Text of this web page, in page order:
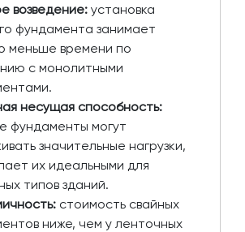
возведение: установка
фундамента занимает
меньше времени по
с монолитными
несущая способность:
фундаменты могут
значительные нагрузки,
их идеальными для
типов зданий.
стоимость свайных
ниже, чем у ленточных